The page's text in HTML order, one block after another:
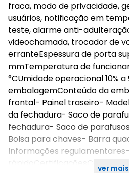
fraca, modo de privacidade,
usuários, notificação em
teste, alarme anti-
videochamada, trocador de
erranteEspessura de porta
mmTemperatura de
°CUmidade operacional 10%
embalagemConteúdo da
frontal- Painel traseiro-
da fechadura- Saco de
fechadura- Saco de
Bolsa para chaves- Barra
Informações
ver mais